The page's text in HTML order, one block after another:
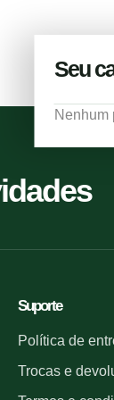
Seu
Nenhum
Suporte
Política de
Trocas e